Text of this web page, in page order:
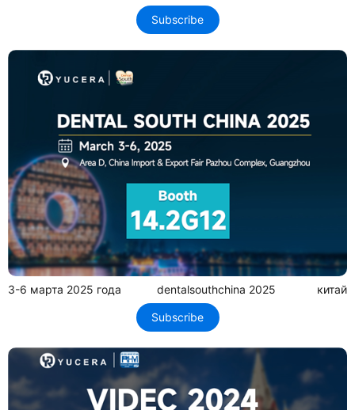
Subscribe
3-6 марта 2025 года dentalsouthchina 2025 китай
Subscribe